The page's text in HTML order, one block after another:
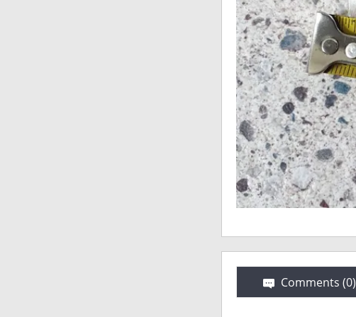
Comments (0)